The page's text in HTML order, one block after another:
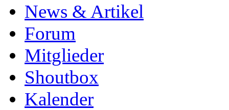
News & Artikel
Forum
Mitglieder
Shoutbox
Kalender